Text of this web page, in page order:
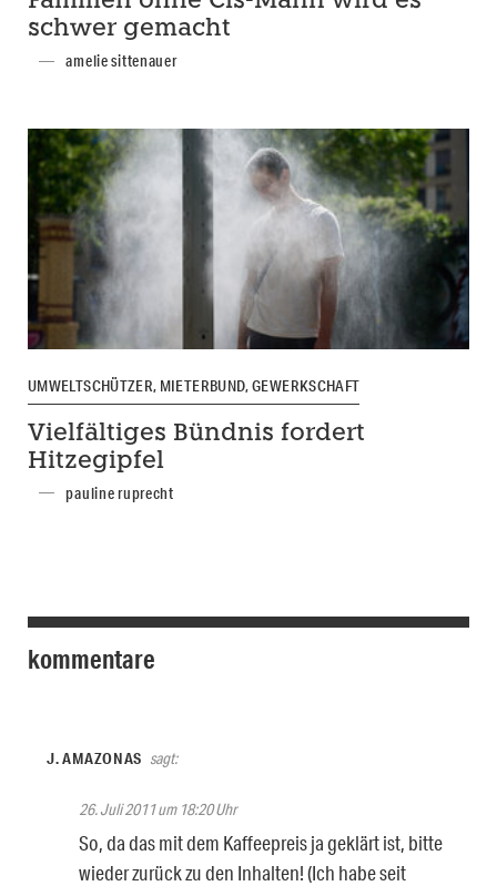
schwer gemacht
amelie sittenauer
UMWELTSCHÜTZER, MIETERBUND, GEWERKSCHAFT
Vielfältiges Bündnis fordert
Hitzegipfel
pauline ruprecht
kommentare
J. AMAZONAS sagt:
26. Juli 2011 um 18:20 Uhr
So, da das mit dem Kaffeepreis ja geklärt ist, bitte
wieder zurück zu den Inhalten! (Ich habe seit